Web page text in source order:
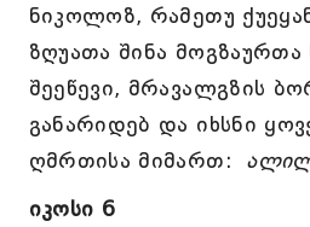
ნიკოლოზ, რამეთუ
ზღუათა შინა მოგზაურთა
შეეწევი, მრავალგზის
განარიდებ და იხსნი
ღმრთისა მიმართ:
იკოსი 6